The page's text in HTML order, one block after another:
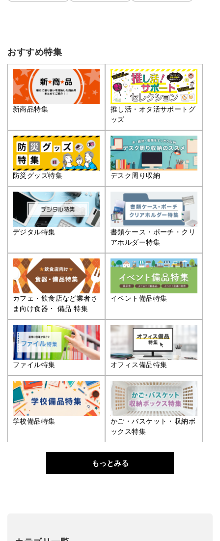
おすすめ特集
新商品特集
推し活・オタ活サポートグ
ッズ
防災グッズ特集 デスク周り収納
デジタル特集
書類ケース・ポーチ・クリ
アホルダー特集
カフェ・飲食店など業者さ
ま向け食器・ 備品 特集
イベント備品特集
ファイル特集 オフィス備品特集
学校備品特集
かご・バスケット・収納ボ
ックス特集
もっとみる